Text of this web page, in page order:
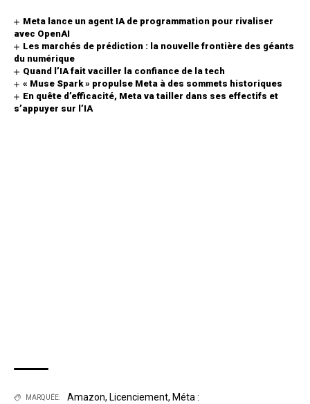
Meta lance un agent IA de programmation pour rivaliser
avec OpenAI
Les marchés de prédiction : la nouvelle frontière des géants
du numérique
Quand l’IA fait vaciller la confiance de la tech
« Muse Spark » propulse Meta à des sommets historiques
En quête d’efficacité, Meta va tailler dans ses effectifs et
s’appuyer sur l’IA
MARQUÉE: Amazon, Licenciement, Méta :